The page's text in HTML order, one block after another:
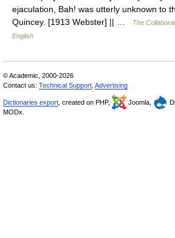
ejaculation, Bah! was utterly unknown to
Quincey. [1913 Webster] || …
The
English
© Academic, 2000-2026
Contact us: Technical Support Advertising
Dictionaries export , created on PHP, Joomla,
MODx.